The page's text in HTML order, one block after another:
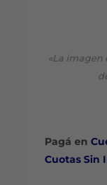
«La imagen
Pagá en
Cuotas Sin